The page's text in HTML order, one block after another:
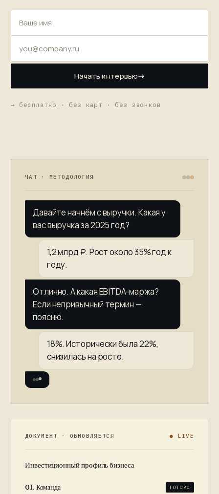
Начать интервью
→ бесплатно · без карт · без звонков
ЧАТ · МЕТОДОЛОГИЯ
Давайте начнём с выручки. Какая у
вас выручка за 2025 год?
1,2 млрд ₽. Рост около 35% год к
году.
Отлично. А какая EBITDA-маржа?
Если непривычный термин —
поясню.
18%. Исторически была 22%,
снизилась на росте.
ДОКУМЕНТ · ОБНОВЛЯЕТСЯ ● LIVE
Инвестиционный профиль бизнеса
01. Команда ГОТОВО